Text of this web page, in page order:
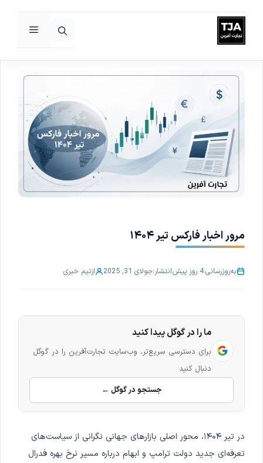
پرش
به
فهرست
مرور اخبار فارکس تیر ۱۴۰۴
به‌روزرسانی:4 روز پیش انتشار:جولای 31, 2025 ازتیم خبری
ما را در گوگل پیدا کنید
برای دسترسی سریع‌تر، وب‌سایت تجارت‌آفرین را در گوگل
دنبال کنید
جستجو در گوگل ←
در تیر ۱۴۰۴، محور اصلی بازارهای جهانی نگرانی از سیاست‌های
تعرفه‌ای جدید دولت ترامپ و ابهام درباره مسیر نرخ بهره فدرال